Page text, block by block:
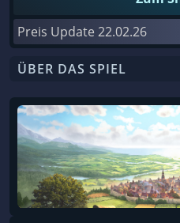
Preis Update 22.02.26
ÜBER DAS SPIEL